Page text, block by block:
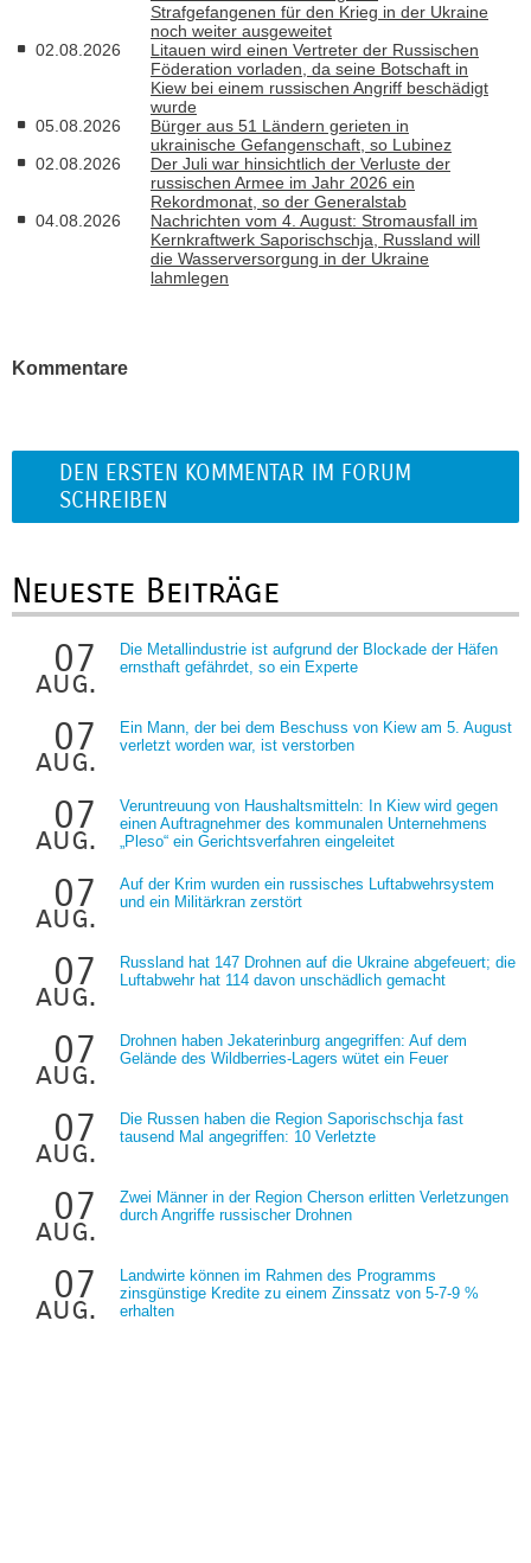
Strafgefangenen für den Krieg in der Ukraine
noch weiter ausgeweitet
02.08.2026
Litauen wird einen Vertreter der Russischen
Föderation vorladen, da seine Botschaft in
Kiew bei einem russischen Angriff beschädigt
wurde
05.08.2026
Bürger aus 51 Ländern gerieten in
ukrainische Gefangenschaft, so Lubinez
02.08.2026
Der Juli war hinsichtlich der Verluste der
russischen Armee im Jahr 2026 ein
Rekordmonat, so der Generalstab
04.08.2026
Nachrichten vom 4. August: Stromausfall im
Kernkraftwerk Saporischschja, Russland will
die Wasserversorgung in der Ukraine
lahmlegen
Kommentare
DEN ERSTEN KOMMENTAR IM FORUM
SCHREIBEN
Neueste Beiträge
07
aug.
Die Metallindustrie ist aufgrund der Blockade der Häfen
ernsthaft gefährdet, so ein Experte
07
aug.
Ein Mann, der bei dem Beschuss von Kiew am 5. August
verletzt worden war, ist verstorben
07
aug.
Veruntreuung von Haushaltsmitteln: In Kiew wird gegen
einen Auftragnehmer des kommunalen Unternehmens
„Pleso“ ein Gerichtsverfahren eingeleitet
07
aug.
Auf der Krim wurden ein russisches Luftabwehrsystem
und ein Militärkran zerstört
07
aug.
Russland hat 147 Drohnen auf die Ukraine abgefeuert; die
Luftabwehr hat 114 davon unschädlich gemacht
07
aug.
Drohnen haben Jekaterinburg angegriffen: Auf dem
Gelände des Wildberries-Lagers wütet ein Feuer
07
aug.
Die Russen haben die Region Saporischschja fast
tausend Mal angegriffen: 10 Verletzte
07
aug.
Zwei Männer in der Region Cherson erlitten Verletzungen
durch Angriffe russischer Drohnen
07
aug.
Landwirte können im Rahmen des Programms
zinsgünstige Kredite zu einem Zinssatz von 5-7-9 %
erhalten